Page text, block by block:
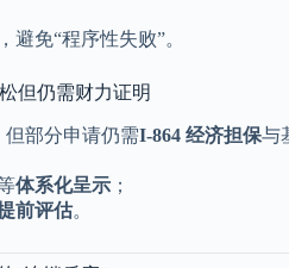
，避免“程序性失败”。
但仍需财力证明
部分申请仍需I-864 经济担保与
体系化呈示 ；
前评估。